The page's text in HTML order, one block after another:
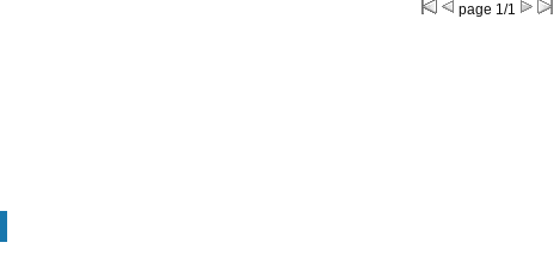
page 1/1